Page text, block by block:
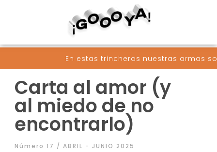
estas trincheras nuestras armas son palabras
Carta al amor (y
al miedo de no
encontrarlo)
Número 17 / ABRIL - JUNIO 2025